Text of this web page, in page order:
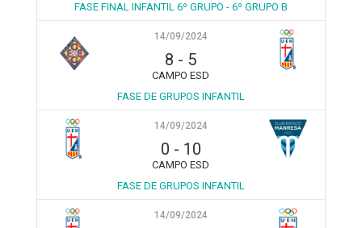
FASE FINAL INFANTIL 6º GRUPO - 6º GRUPO B
14/09/2024
8 - 5
CAMPO ESD
FASE DE GRUPOS INFANTIL
14/09/2024
0 - 10
CAMPO ESD
FASE DE GRUPOS INFANTIL
14/09/2024